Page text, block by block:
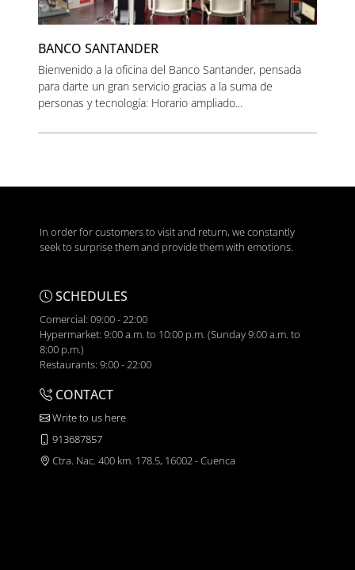
BANCO SANTANDER
Bienvenido a la oficina del Banco Santander, pensada
para darte un gran servicio gracias a la suma de
personas y tecnología: Horario ampliado...
In order for customers to visit and return, we constantly
seek to surprise them and provide them with emotions.
SCHEDULES
Comercial: 09:00 - 22:00
Hypermarket: 9:00 a.m. to 10:00 p.m. (Sunday 9:00 a.m. to
8:00 p.m.)
Restaurants: 9:00 - 22:00
CONTACT
Write to us here
913687857
Ctra. Nac. 400 km. 178.5, 16002 - Cuenca